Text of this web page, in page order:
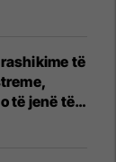
të
të jenë të